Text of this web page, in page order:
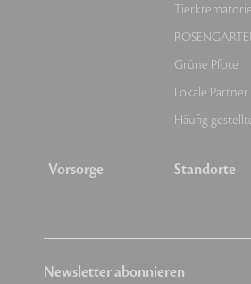
Vorsorge
Grüne Pfote
Lokale Partner
Häufig
Standorte
Newsletter abonnieren